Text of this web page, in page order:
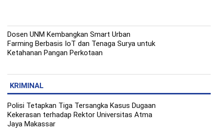
Dosen UNM Kembangkan Smart Urban
Farming Berbasis IoT dan Tenaga Surya untuk
Ketahanan Pangan Perkotaan
KRIMINAL
Polisi Tetapkan Tiga Tersangka Kasus Dugaan
Kekerasan terhadap Rektor Universitas Atma
Jaya Makassar